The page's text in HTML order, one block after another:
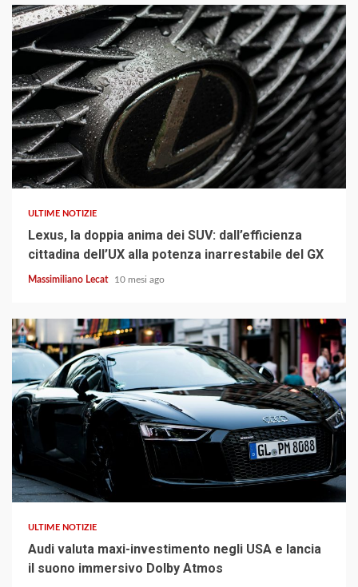
4 min read
ULTIME NOTIZIE
Lexus, la doppia anima dei SUV: dall’efficienza
cittadina dell’UX alla potenza inarrestabile del GX
Massimiliano Lecat 10 mesi ago
2 min read
ULTIME NOTIZIE
Audi valuta maxi-investimento negli USA e lancia
il suono immersivo Dolby Atmos